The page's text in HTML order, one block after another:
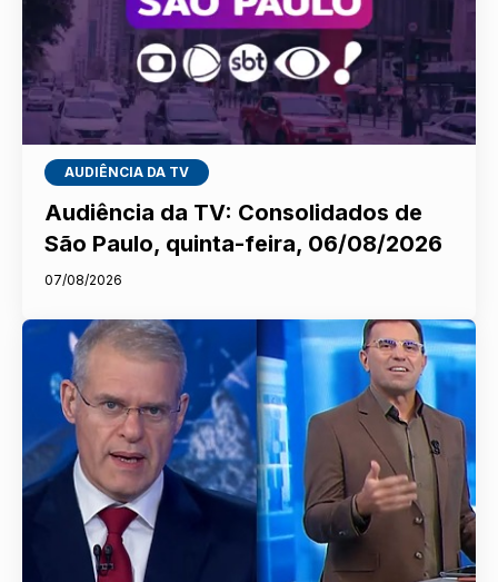
AUDIÊNCIA DA TV
Audiência da TV: Consolidados de
São Paulo, quinta-feira, 06/08/2026
07/08/2026